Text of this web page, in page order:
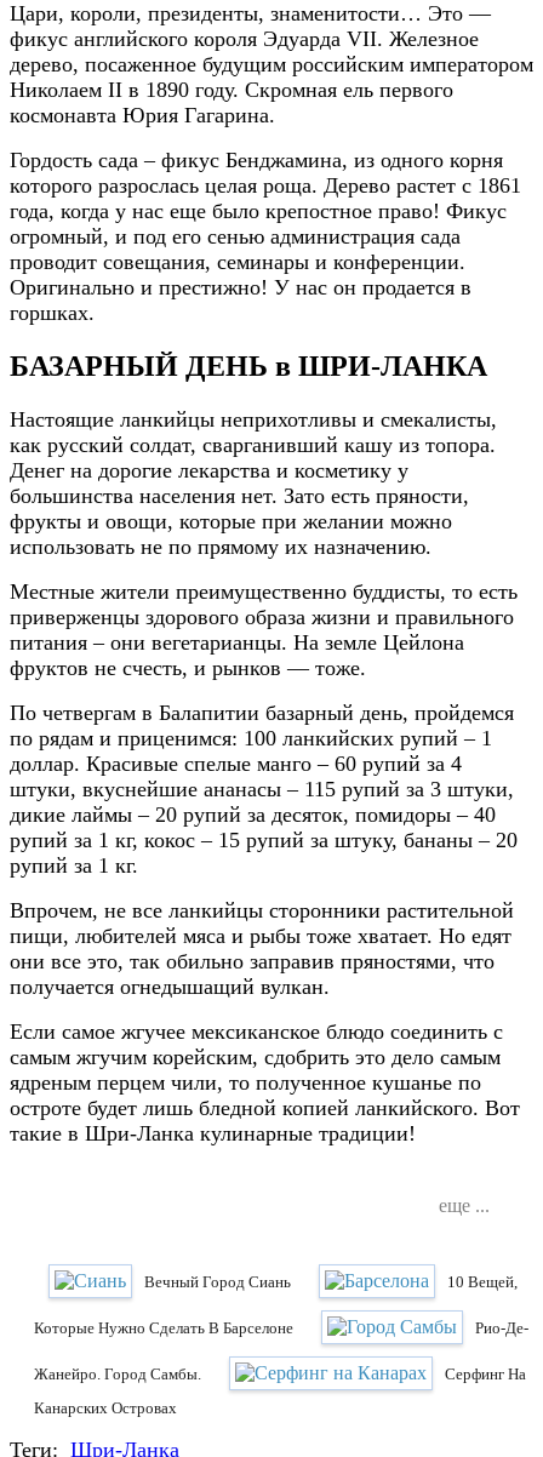
Цари, короли, президенты, знаменитости… Это —
фикус английского короля Эдуарда VII. Железное
дерево, посаженное будущим российским императором
Николаем II в 1890 году. Скромная ель первого
космонавта Юрия Гагарина.
Гордость сада – фикус Бенджамина, из одного корня
которого разрослась целая роща. Дерево растет с 1861
года, когда у нас еще было крепостное право! Фикус
огромный, и под его сенью администрация сада
проводит совещания, семинары и конференции.
Оригинально и престижно! У нас он продается в
горшках.
БАЗАРНЫЙ ДЕНЬ в ШРИ-ЛАНКА
Настоящие ланкийцы неприхотливы и смекалисты,
как русский солдат, сварганивший кашу из топора.
Денег на дорогие лекарства и косметику у
большинства населения нет. Зато есть пряности,
фрукты и овощи, которые при желании можно
использовать не по прямому их назначению.
Местные жители преимущественно буддисты, то есть
приверженцы здорового образа жизни и правильного
питания – они вегетарианцы. На земле Цейлона
фруктов не счесть, и рынков — тоже.
По четвергам в Балапитии базарный день, пройдемся
по рядам и приценимся: 100 ланкийских рупий – 1
доллар. Красивые спелые манго – 60 рупий за 4
штуки, вкуснейшие ананасы – 115 рупий за 3 штуки,
дикие лаймы – 20 рупий за десяток, помидоры – 40
рупий за 1 кг, кокос – 15 рупий за штуку, бананы – 20
рупий за 1 кг.
Впрочем, не все ланкийцы сторонники растительной
пищи, любителей мяса и рыбы тоже хватает. Но едят
они все это, так обильно заправив пряностями, что
получается огнедышащий вулкан.
Если самое жгучее мексиканское блюдо соединить с
самым жгучим корейским, сдобрить это дело самым
ядреным перцем чили, то полученное кушанье по
остроте будет лишь бледной копией ланкийского. Вот
такие в Шри-Ланка кулинарные традиции!
еще ...
Вечный Город Сиань 10 Вещей,
Которые Нужно Сделать В Барселоне Рио-Де-
Жанейро. Город Самбы.
Cерфинг На
Канарских Островах
Теги: Шри-Ланка